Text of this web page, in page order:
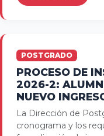
POSTGRADO
PROCESO DE
2026-2:
NUEVO
La Dirección de
cronograma y los